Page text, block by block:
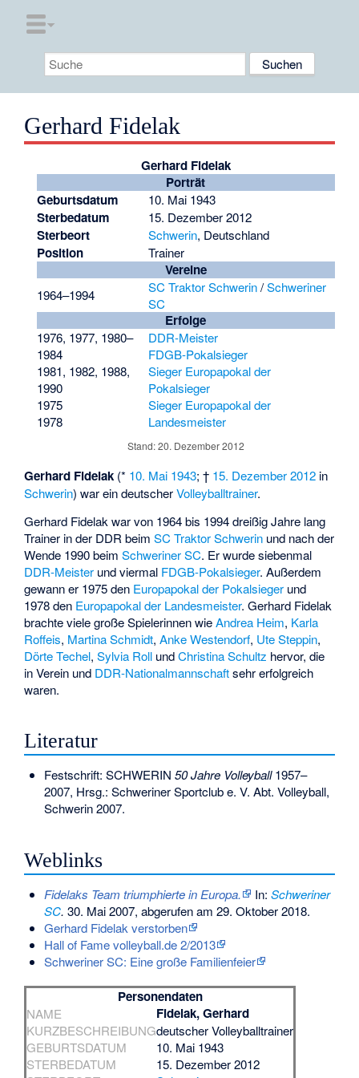
Gerhard Fidelak
Gerhard Fidelak
Porträt
Geburtsdatum
10. Mai 1943
Sterbedatum 15. Dezember 2012
Sterbeort Schwerin, Deutschland
Position Trainer
Vereine
1964–1994 SC Traktor Schwerin/Schweriner
SC
Erfolge
1976, 1977, 1980–
1984
1981, 1982, 1988,
1990
1975
1978
DDR-Meister
FDGB-Pokalsieger
Sieger Europapokal der
Pokalsieger
Sieger Europapokal der
Landesmeister
Stand: 20. Dezember 2012
Gerhard Fidelak (* 10. Mai 1943; † 15. Dezember 2012 in
Schwerin) war ein deutscherVolleyballtrainer.
Gerhard Fidelak war von 1964 bis 1994 dreißig Jahre lang
Trainer in der DDR beimSC Traktor Schwerin und nach der
Wende 1990 beimSchweriner SC. Er wurde siebenmal
DDR-Meister und viermal FDGB-Pokalsieger. Außerdem
gewann er 1975 den Europapokal der Pokalsieger und
1978 den Europapokal der Landesmeister. Gerhard Fidelak
brachte viele große Spielerinnen wieAndrea Heim, Karla
Roffeis, Martina Schmidt,Anke Westendorf, Ute Steppin,
Dörte Techel,Sylvia Roll undChristina Schultz hervor, die
in Verein und DDR-Nationalmannschaftsehr erfolgreich
waren.
Literatur
Festschrift: SCHWERIN 50 Jahre Volleyball1957–
2007, Hrsg.: Schweriner Sportclub e. V. Abt. Volleyball,
Schwerin 2007.
Weblinks
Fidelaks Team triumphierte in Europa. In: Schweriner
SC. 30. Mai 2007, abgerufen am 29. Oktober 2018.
Gerhard Fidelak verstorben
Hall of Fame volleyball.de 2/2013
Schweriner SC: Eine große Familienfeier
Personendaten
NAME Fidelak, Gerhard
KURZBESCHREIBUNGdeutscher Volleyballtrainer
GEBURTSDATUM
10. Mai 1943
STERBEDATUM
15. Dezember 2012